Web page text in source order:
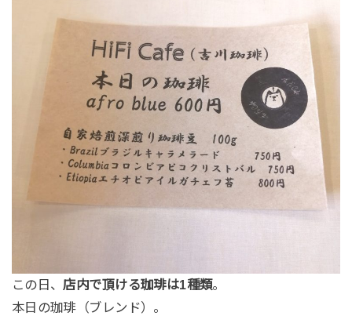
この日、 店内で頂ける珈琲は1種類。
本日の珈琲（ブレンド）。